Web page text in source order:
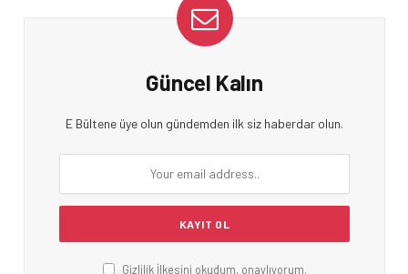
Güncel Kalın
E Bültene üye olun gündemden ilk siz haberdar olun.
Gizlilik İlkesini okudum, onaylıyorum.